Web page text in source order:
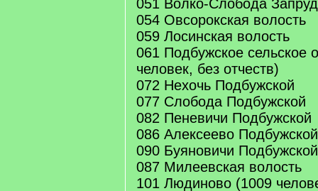
051 Волко-Слобода
054 Овсорокская волость
059 Лосинская волость
061 Подбужское сельское
человек, без отчеств)
072 Нехочь Подбужской
077 Слобода Подбужской
082 Пеневичи Подбужской
086 Алексеево Подбужской
090 Буяновичи Подбужской
087 Милеевская волость
101 Людиново (1009